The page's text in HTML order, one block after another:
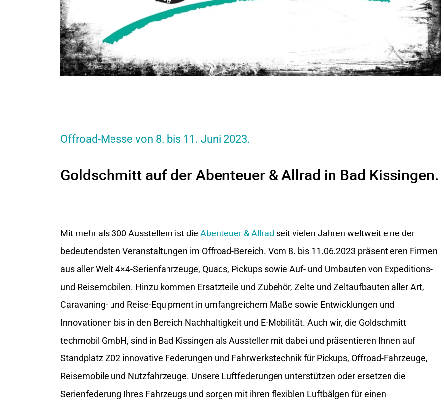
Offroad-Messe von 8. bis 11. Juni 2023.
Goldschmitt auf der Abenteuer & Allrad in Bad Kissingen.
Mit mehr als 300 Ausstellern ist die Abenteuer & Allrad seit vielen Jahren weltweit eine der
bedeutendsten Veranstaltungen im Offroad-Bereich. Vom 8. bis 11.06.2023 präsentieren Firmen
aus aller Welt 4×4-Serienfahrzeuge, Quads, Pickups sowie Auf- und Umbauten von Expeditions-
und Reisemobilen. Hinzu kommen Ersatzteile und Zubehör, Zelte und Zeltaufbauten aller Art,
Caravaning- und Reise-Equipment in umfangreichem Maße sowie Entwicklungen und
Innovationen bis in den Bereich Nachhaltigkeit und E-Mobilität. Auch wir, die Goldschmitt
techmobil GmbH, sind in Bad Kissingen als Aussteller mit dabei und präsentieren Ihnen auf
Standplatz Z02 innovative Federungen und Fahrwerkstechnik für Pickups, Offroad-Fahrzeuge,
Reisemobile und Nutzfahrzeuge. Unsere Luftfederungen unterstützen oder ersetzen die
Serienfederung Ihres Fahrzeugs und sorgen mit ihren flexiblen Luftbälgen für einen